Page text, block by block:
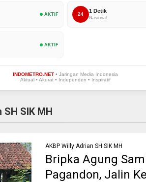
AKTIF 24
1 Detik
Nasional
AKTIF
INDOMETRO.NET • Jaringan Media Indonesia
Aktual • Akurat • Independen • Inspiratif
SIK MH
AKBP Willy Adrian SH SIK MH
Bripka Agung
Pagandon, Jalin